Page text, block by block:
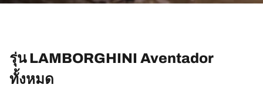
รุ่น LAMBORGHINI Aventador
ทั้งหมด